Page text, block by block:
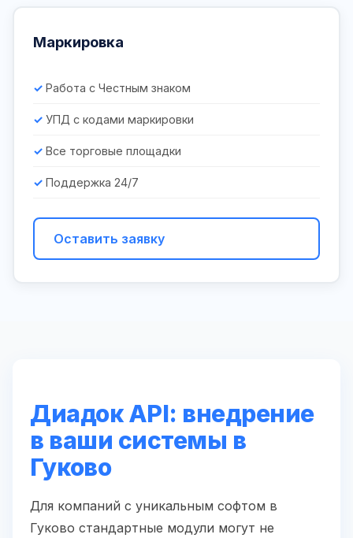
Маркировка
Работа с Честным знаком
УПД с кодами маркировки
Все торговые площадки
Поддержка 24/7
Оставить заявку
Диадок API: внедрение
в ваши системы в
Гуково
Для компаний с уникальным софтом в
Гуково стандартные модули могут не